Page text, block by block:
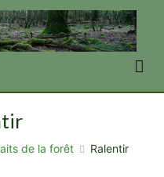
de la forêt Ralentir